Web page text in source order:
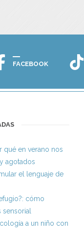
FACEBOOK
qué en verano nos
agotados
el lenguaje de
cómo
a un niño con